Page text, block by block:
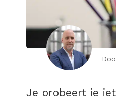
Je probeert je